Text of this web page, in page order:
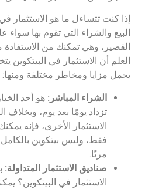
إذا كنت تتساءل ما هو الاستثمار
البيع والشراء التي تقوم بها سواء
القصير، وهي تمكنك من الاستفادة
العلم أن الاستثمار في البيتكوين
يحمل مزايا ومخاطر مختلفة ومنها:
الشراء المباشر: هو أحد
تزداد يومًا بعد يوم،
الاستثمار الأخرى، فإنه
فقط، وليس بيتكوين
مرنًا.
صناديق الاستثمار المتداولة:
الاستثمار في البيتكوين؟